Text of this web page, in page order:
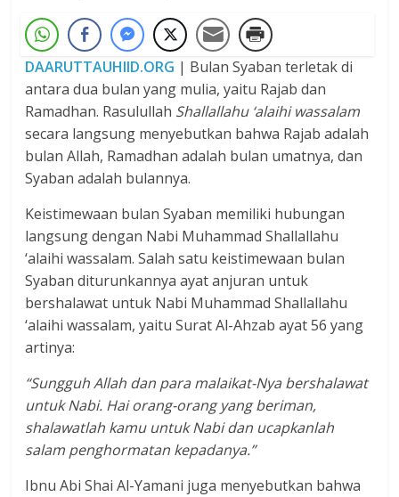
DAARUTTAUHIID.ORG | Bulan Syaban terletak di
antara dua bulan yang mulia, yaitu Rajab dan
Ramadhan. Rasulullah Shallallahu ‘alaihi wassalam
secara langsung menyebutkan bahwa Rajab adalah
bulan Allah, Ramadhan adalah bulan umatnya, dan
Syaban adalah bulannya.
Keistimewaan bulan Syaban memiliki hubungan
langsung dengan Nabi Muhammad Shallallahu
‘alaihi wassalam. Salah satu keistimewaan bulan
Syaban diturunkannya ayat anjuran untuk
bershalawat untuk Nabi Muhammad Shallallahu
‘alaihi wassalam, yaitu Surat Al-Ahzab ayat 56 yang
artinya:
“Sungguh Allah dan para malaikat-Nya bershalawat
untuk Nabi. Hai orang-orang yang beriman,
shalawatlah kamu untuk Nabi dan ucapkanlah
salam penghormatan kepadanya.”
Ibnu Abi Shai Al-Yamani juga menyebutkan bahwa